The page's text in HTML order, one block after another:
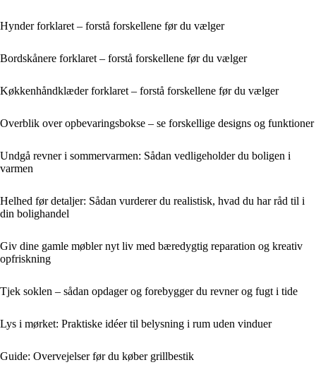
Hynder forklaret – forstå forskellene før du vælger
Bordskånere forklaret – forstå forskellene før du vælger
Køkkenhåndklæder forklaret – forstå forskellene før du vælger
Overblik over opbevaringsbokse – se forskellige designs og funktioner
Undgå revner i sommervarmen: Sådan vedligeholder du boligen i
varmen
Helhed før detaljer: Sådan vurderer du realistisk, hvad du har råd til i
din bolighandel
Giv dine gamle møbler nyt liv med bæredygtig reparation og kreativ
opfriskning
Tjek soklen – sådan opdager og forebygger du revner og fugt i tide
Lys i mørket: Praktiske idéer til belysning i rum uden vinduer
Guide: Overvejelser før du køber grillbestik